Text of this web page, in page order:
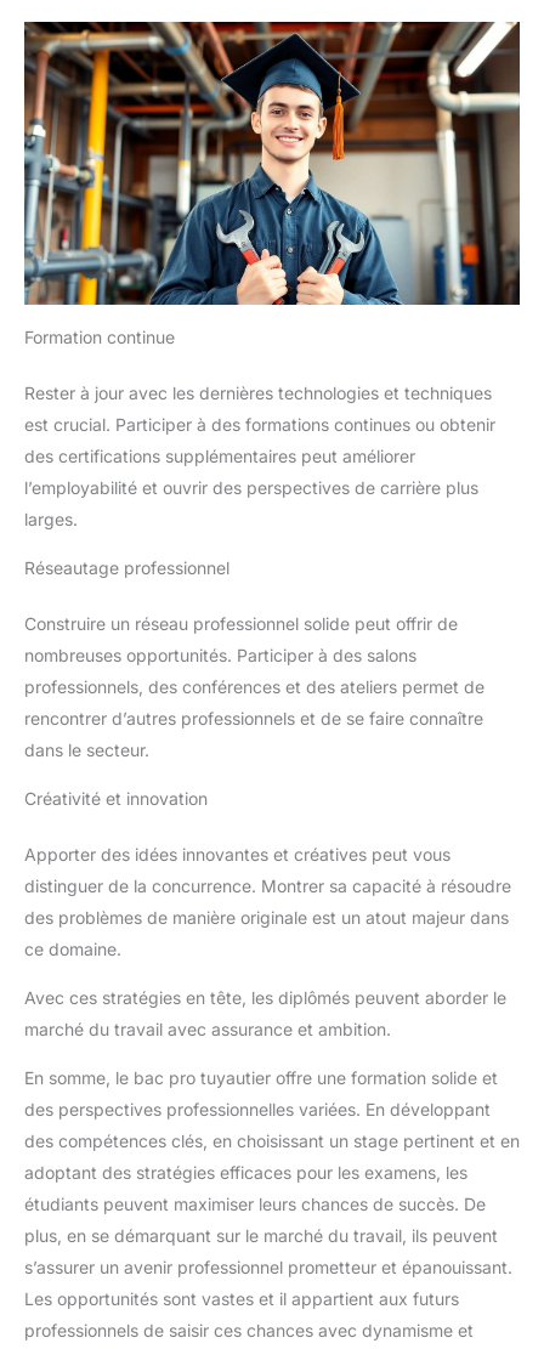
Formation continue
Rester à jour avec les dernières technologies et techniques
est crucial. Participer à des formations continues ou obtenir
des certifications supplémentaires peut améliorer
l’employabilité et ouvrir des perspectives de carrière plus
larges.
Réseautage professionnel
Construire un réseau professionnel solide peut offrir de
nombreuses opportunités. Participer à des salons
professionnels, des conférences et des ateliers permet de
rencontrer d’autres professionnels et de se faire connaître
dans le secteur.
Créativité et innovation
Apporter des idées innovantes et créatives peut vous
distinguer de la concurrence. Montrer sa capacité à résoudre
des problèmes de manière originale est un atout majeur dans
ce domaine.
Avec ces stratégies en tête, les diplômés peuvent aborder le
marché du travail avec assurance et ambition.
En somme, le bac pro tuyautier offre une formation solide et
des perspectives professionnelles variées. En développant
des compétences clés, en choisissant un stage pertinent et en
adoptant des stratégies efficaces pour les examens, les
étudiants peuvent maximiser leurs chances de succès. De
plus, en se démarquant sur le marché du travail, ils peuvent
s’assurer un avenir professionnel prometteur et épanouissant.
Les opportunités sont vastes et il appartient aux futurs
professionnels de saisir ces chances avec dynamisme et